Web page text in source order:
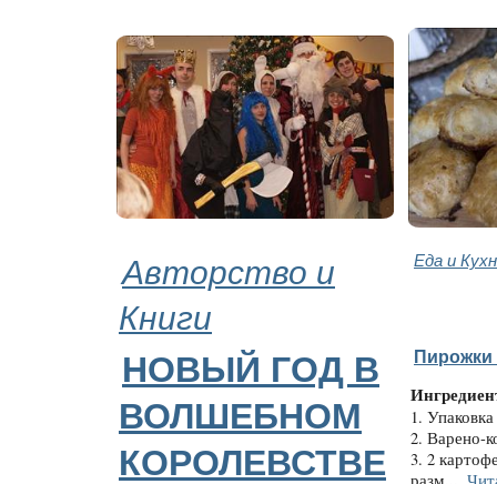
Авторство и
Книги
Еда и
НОВЫЙ ГОД В
ВОЛШЕБНОМ
КОРОЛЕВСТВЕ
Пирожки
1.
2. Варено-
3. 2